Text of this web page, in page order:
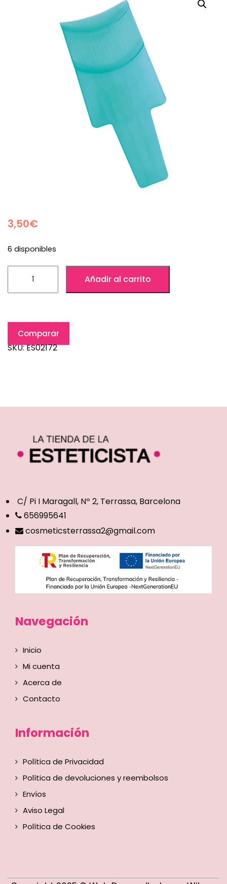
3,50€
6 disponibles
Añadir al carrito
Comparar
SKU:ES02172
C/ Pi I Maragall, Nº 2, Terrassa, Barcelona
656995641
cosmeticsterrassa2@gmail.com
Navegación
Inicio
Mi cuenta
Acerca de
Contacto
Información
Política de Privacidad
Política de devoluciones y reembolsos
Envíos
Aviso Legal
Política de Cookies